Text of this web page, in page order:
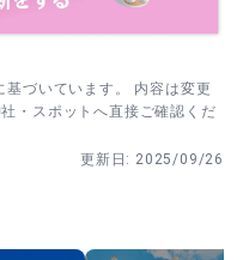
づいています。 内容は変更
・スポットへ直接ご確認くだ
更新日: 2025/09/26